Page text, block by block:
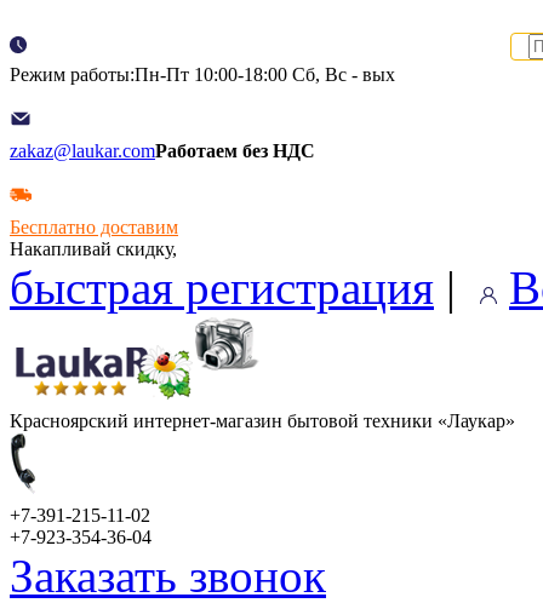
Режим работы:Пн-Пт 10:00-18:00 Сб, Вс - вых
zakaz@laukar.comРаботаем без НДС
Бесплатно доставим
Накапливай скидку,
быстрая регистрация |
Красноярский интернет-магазин бытовой техники «Лаукар»
+7-391-215-11-02
+7-923-354-36-04
Заказать звонок